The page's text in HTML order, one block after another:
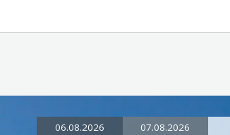
06.08.2026 07.08.2026